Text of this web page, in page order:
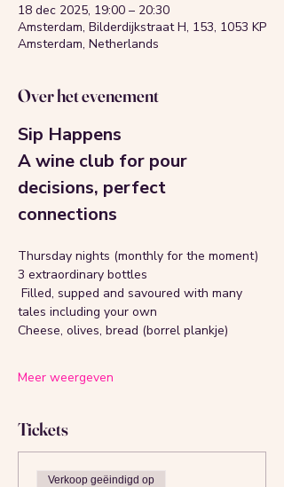
18 dec 2025, 19:00 – 20:30
Amsterdam, Bilderdijkstraat H, 153, 1053 KP
Amsterdam, Netherlands
Over het evenement
Sip Happens
A wine club for pour
decisions, perfect
connections
Thursday nights (monthly for the moment)
3 extraordinary bottles
tales including your own
Cheese, olives, bread (borrel plankje)
Meer weergeven
Tickets
Verkoop geëindigd op